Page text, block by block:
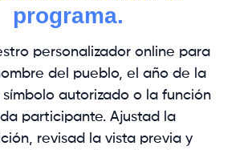
programa.
personalizador online para
del pueblo, el año de la
autorizado o la función
participante. Ajustad la
revisad la vista previa y